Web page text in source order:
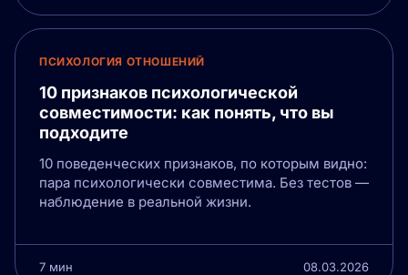
ПСИХОЛОГИЯ ОТНОШЕНИЙ
10 признаков психологической
совместимости: как понять, что вы
подходите
10 поведенческих признаков, по которым видно:
пара психологически совместима. Без тестов —
наблюдение в реальной жизни.
7 мин 08.03.2026